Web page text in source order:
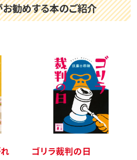
お勧めする本のご紹介
ゴリラ裁判の日